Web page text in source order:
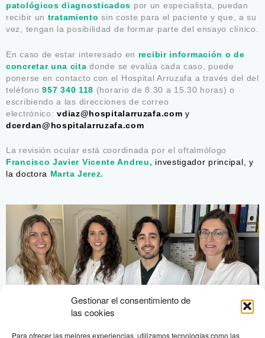
Gestionar el consentimiento de
las cookies
Para ofrecer las mejores experiencias, utilizamos tecnologías como las
patológicos diagnosticados por un especialista, puedan
recibir un tratamiento sin coste para el paciente y que, a su
vez, tengan la posibilidad de formar parte del ensayo clínico.
En caso de estar interesado en recibir información o de
concretar una cita donde se evalúa cada caso, puede
ponerse en contacto con el Hospital Arruzafa a través del del
teléfono957 340 118 (horario de 8.30 a 15.30 horas) o
escribiendo a las direcciones de correo
electrónico:vdiaz@hospitalarruzafa.comy
dcerdan@hospitalarruzafa.com
La revisión ocular está coordinada por el oftalmólogo
Francisco Javier Vicente Andreu, investigador principal, y
la doctora Marta Jerez.